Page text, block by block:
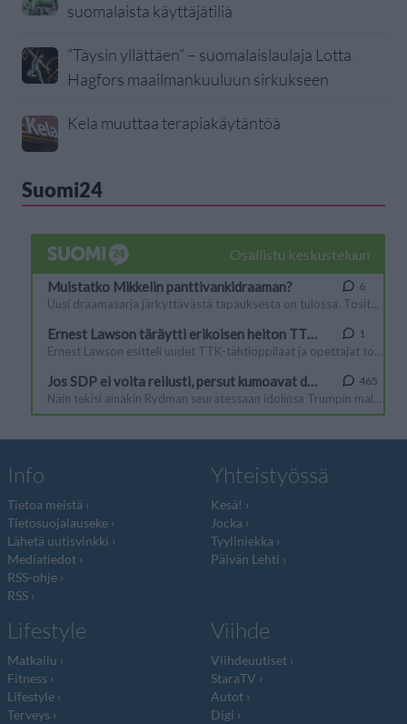
suomalaista käyttäjätiliä
”Täysin yllättäen” – suomalaislaulaja Lotta
Hagfors maailmankuuluun sirkukseen
Kela muuttaa terapiakäytäntöä
Suomi24
Info
Tietoa meistä
Tietosuojalauseke
Lähetä uutisvinkki
Mediatiedot
RSS-ohje
RSS
Yhteistyössä
Kesä!
Jocka
Tyyliniekka
Päivän Lehti
Lifestyle
Matkailu
Fitness
Lifestyle
Terveys
Viihde
Viihdeuutiset
StaraTV
Autot
Digi